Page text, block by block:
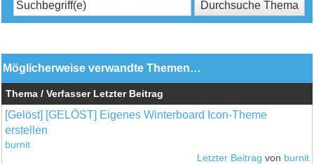
Möglicherweise verwandte Themen…
Thema / Verfasser Letzter Beitrag
[Gelöst] [GELÖST] Eigenes Winterboard Icon-Theme
erstellen
burnit
Letzter Beitrag von burnit